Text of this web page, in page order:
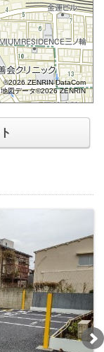
©2026 ZENRIN DataCom
地図データ©2026 ZENRIN